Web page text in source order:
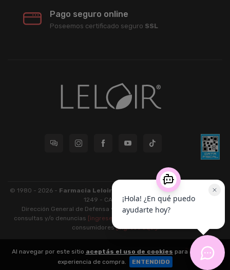
Pago seguro online
Poseemos certificado seguro SSL
© 1980 - 2026 - Farmacia Leloir S.R.L.
| CUIT 33609220789 - Larrea
1249 - CABA - CP 1117
Dirección General de Defensa y Protección al Consumidor: Para
consultas y/o denuncias [ingrese aquí]
consumidores[ingrese aquí].
nubixstore®
v13.08.2
Al navegar por este sitio aceptás el uso de cookies para agilizar tu
experiencia de compra.
ENTENDIDO